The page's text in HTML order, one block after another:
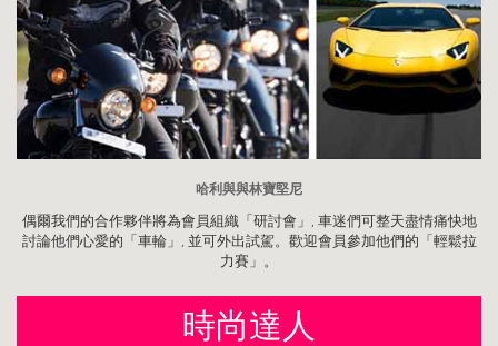
哈利與與林寶堅尼
偶爾我們的合作夥伴將為會員組織「研討會」, 車迷們可整天盡情痛快地
討論他們心愛的「車輪」, 並可外出試駕。歡迎會員參加他們的「輕鬆拉
力賽」。
時尚達人